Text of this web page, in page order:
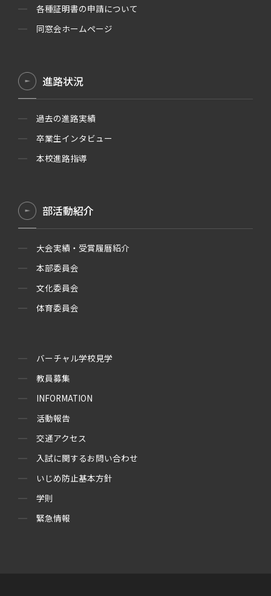
各種証明書の申請について
同窓会ホームページ
進路状況
過去の進路実績
卒業生インタビュー
本校進路指導
部活動紹介
大会実績・受賞履暦紹介
本部委員会
文化委員会
体育委員会
バーチャル学校見学
教員募集
INFORMATION
活動報告
交通アクセス
入試に関するお問い合わせ
いじめ防止基本方針
学則
緊急情報